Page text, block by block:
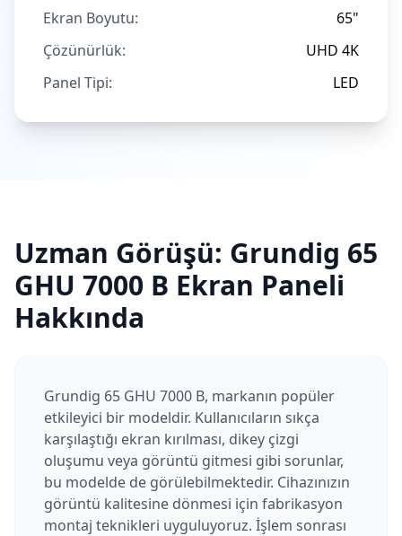
Ekran Boyutu:
65"
Çözünürlük:
UHD 4K
Panel Tipi:
LED
Uzman Görüşü: Grundig 65
GHU 7000 B Ekran Paneli
Hakkında
Grundig 65 GHU 7000 B, markanın popüler
etkileyici bir modeldir. Kullanıcıların sıkça
karşılaştığı ekran kırılması, dikey çizgi
oluşumu veya görüntü gitmesi gibi sorunlar,
bu modelde de görülebilmektedir. Cihazınızın
görüntü kalitesine dönmesi için fabrikasyon
montaj teknikleri uyguluyoruz. İşlem sonrası